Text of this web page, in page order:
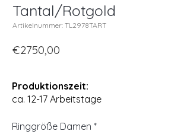
Tantal/Rotgold
Artikelnummer: TL2978TART
€2750,00
Produktionszeit:
ca. 12-17 Arbeitstage
Ringgröße Damen